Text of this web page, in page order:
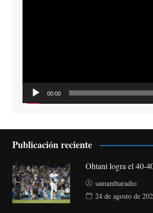
00:00
Publicación reciente
Ohtani logra el 40-
samantharadio
24 de agosto de